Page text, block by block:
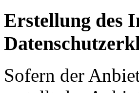
Erstellung des
Sofern der